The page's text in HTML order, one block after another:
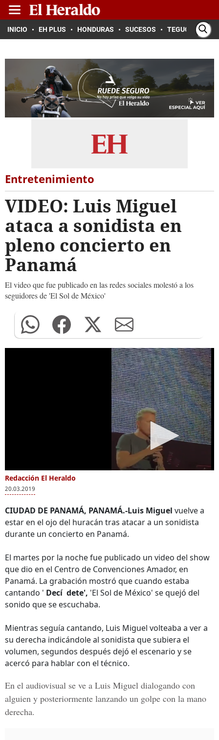
INICIO EH PLUS HONDURAS SUCESOS TEGUCIGALPA
Entretenimiento
VIDEO: Luis Miguel
ataca a sonidista en
pleno concierto en
Panamá
El video que fue publicado en las redes sociales molestó a los
seguidores de 'El Sol de México'
Redacción El Heraldo
20.03.2019
CIUDAD DE PANAMÁ, PANAMÁ.-Luis Miguel vuelve a
estar en el ojo del huracán tras atacar a un sonidista
durante un concierto en Panamá.
El martes por la noche fue publicado un video del show
que dio en el Centro de Convenciones Amador, en
Panamá. La grabación mostró que cuando estaba
cantando ' Decí dete', 'El Sol de México' se quejó del
sonido que se escuchaba.
Mientras seguía cantando, Luis Miguel volteaba a ver a
su derecha indicándole al sonidista que subiera el
volumen, segundos después dejó el escenario y se
acercó para hablar con el técnico.
En el audiovisual se ve a Luis Miguel dialogando con
alguien y posteriormente lanzando un golpe con la mano
derecha.